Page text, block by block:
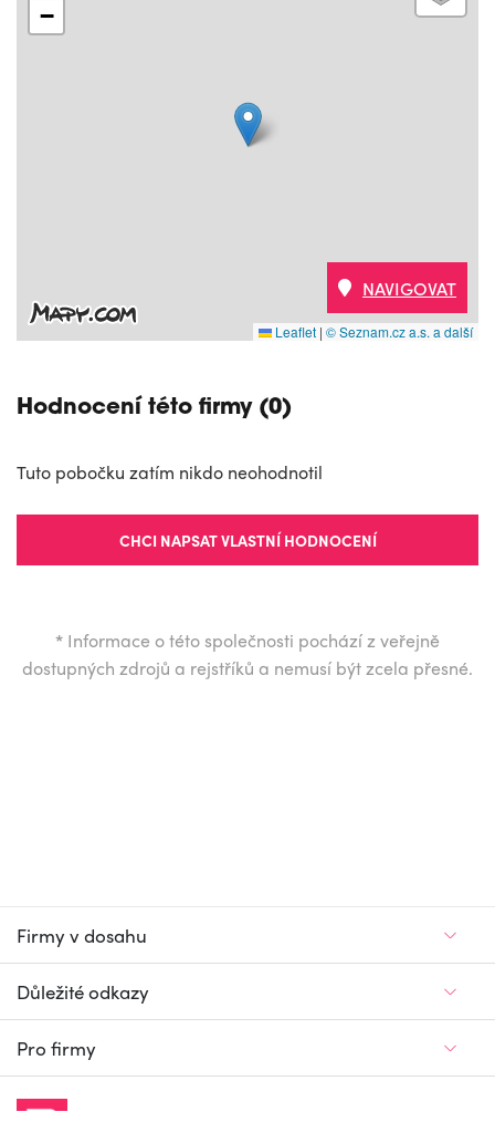
−
Leaflet | © Seznam.cz a.s. a další
NAVIGOVAT
Hodnocení této firmy (0)
Tuto pobočku zatím nikdo neohodnotil
CHCI NAPSAT VLASTNÍ HODNOCENÍ
* Informace o této společnosti pochází z veřejně
dostupných zdrojů a rejstříků a nemusí být zcela přesné.
Firmy v dosahu
Důležité odkazy
Pro firmy